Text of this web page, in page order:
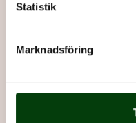
Statistik
Marknadsföring